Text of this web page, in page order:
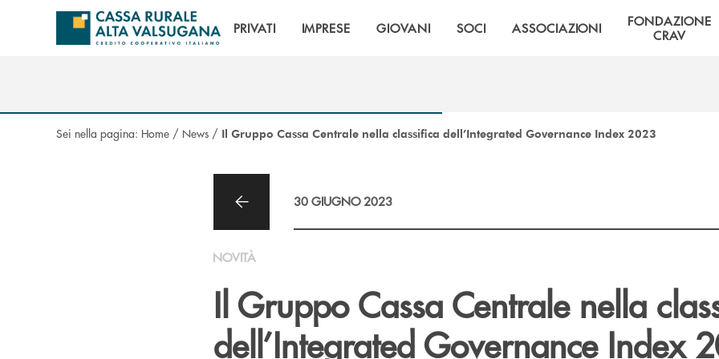
Salta al contenuto principale
PRIVATI IMPRESE GIOVANI SOCI ASSOCIAZIONI
FONDAZIONE
CRAV
Sei nella pagina: Home / News / Il Gruppo Cassa Centrale nella classifica dell’Integrated Governance Index 2023
30 GIUGNO 2023
NOVITÀ
Il Gruppo Cassa Centrale nella
dell’Integrated Governance Index